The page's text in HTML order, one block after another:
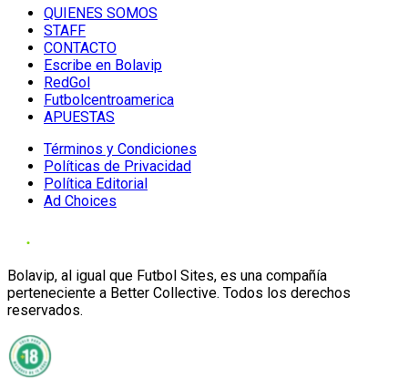
QUIENES SOMOS
STAFF
CONTACTO
Escribe en Bolavip
RedGol
Futbolcentroamerica
APUESTAS
Términos y Condiciones
Políticas de Privacidad
Política Editorial
Ad Choices
Bolavip, al igual que Futbol Sites, es una compañía
perteneciente a Better Collective. Todos los derechos
reservados.